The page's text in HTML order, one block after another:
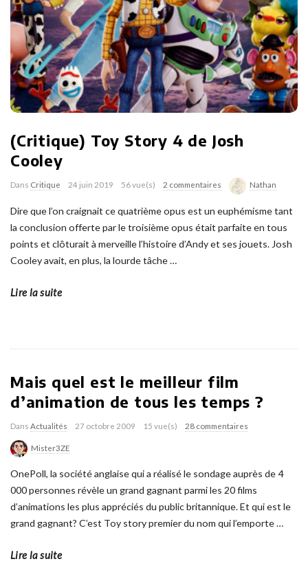
(Critique) Toy Story 4 de Josh
Cooley
Dans Critique 24 juin 2019 56 vue(s) 2 commentaires Nathan
Dire que l’on craignait ce quatrième opus est un euphémisme tant
la conclusion offerte par le troisième opus était parfaite en tous
points et clôturait à merveille l’histoire d’Andy et ses jouets. Josh
Cooley avait, en plus, la lourde tâche…
Lire la suite
Mais quel est le meilleur film
d’animation de tous les temps ?
Dans Actualités 27 octobre 2009 15 vue(s) 28 commentaires
Mister3ZE
OnePoll, la société anglaise qui a réalisé le sondage auprès de 4
000 personnes révèle un grand gagnant parmi les 20 films
d’animations les plus appréciés du public britannique. Et qui est le
grand gagnant? C’est Toy story premier du nom qui l’emporte…
Lire la suite